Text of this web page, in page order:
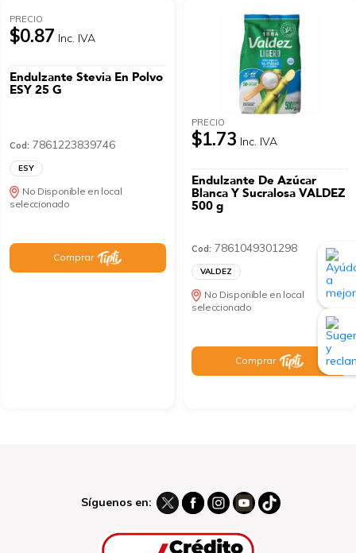
PRECIO
$0.87 Inc. IVA
Endulzante Stevia En Polvo
ESY 25 G
Cod: 7861223839746
ESY
No Disponible en local
seleccionado
Comprar
PRECIO
$1.73 Inc. IVA
Endulzante De Azúcar
Blanca Y Sucralosa VALDEZ
500 g
Cod: 7861049301298
VALDEZ
No Disponible en local
seleccionado
Comprar
Síguenos en: